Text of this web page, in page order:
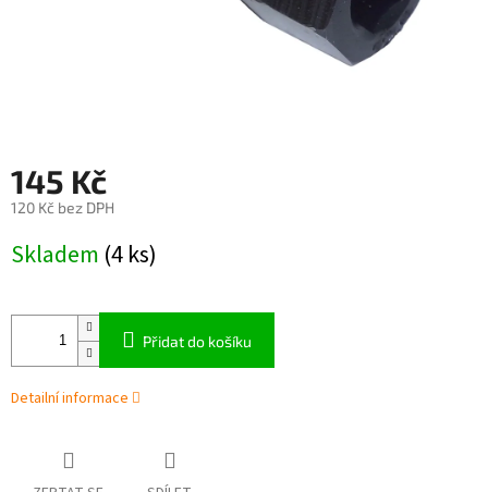
145 Kč
120 Kč bez DPH
cena:
Skladem (4 ks)
Přidat do košíku
Detailní informace